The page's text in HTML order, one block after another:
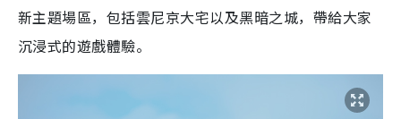
新主題場區，包括雲尼京大宅以及黑暗之城，帶給大家
沉浸式的遊戲體驗。